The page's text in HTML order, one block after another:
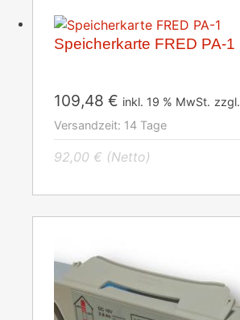
Speicherkarte FRED PA-1
109,48 € inkl. 19 % MwSt. zzgl.
Versandzeit: 14 Tage
92,00 € (Netto)